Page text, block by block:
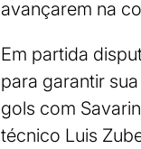
avançarem na
Em partida
para garantir
gols com
técnico Luis